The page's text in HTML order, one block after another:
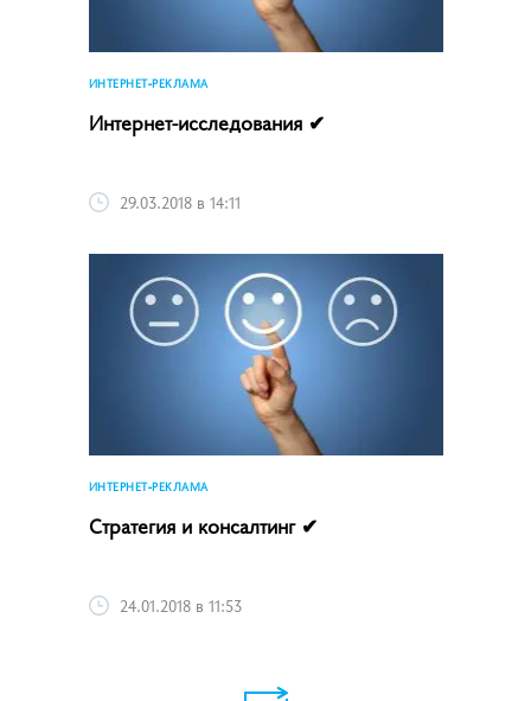
ИНТЕРНЕТ-РЕКЛАМА
Интернет-исследования ✔
29.03.2018 в 14:11
ИНТЕРНЕТ-РЕКЛАМА
Стратегия и консалтинг ✔
24.01.2018 в 11:53